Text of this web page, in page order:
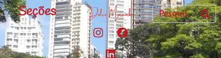
Seções